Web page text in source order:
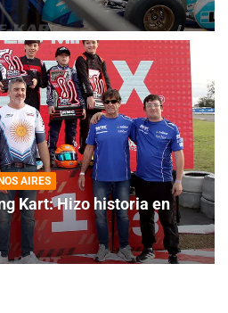
AIRES
Kart: Hizo historia en